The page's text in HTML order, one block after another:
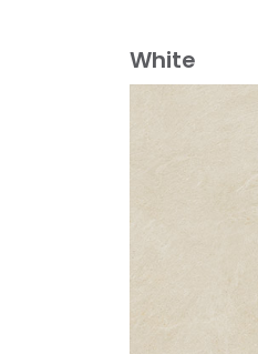
White